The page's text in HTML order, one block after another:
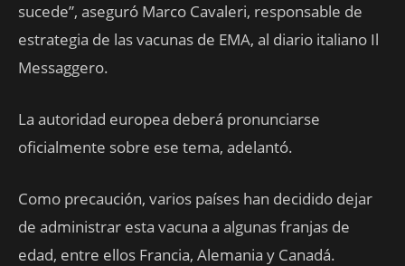
sucede”, aseguró Marco Cavaleri, responsable de
estrategia de las vacunas de EMA, al diario italiano Il
Messaggero.
La autoridad europea deberá pronunciarse
oficialmente sobre ese tema, adelantó.
Como precaución, varios países han decidido dejar
de administrar esta vacuna a algunas franjas de
edad, entre ellos Francia, Alemania y Canadá.